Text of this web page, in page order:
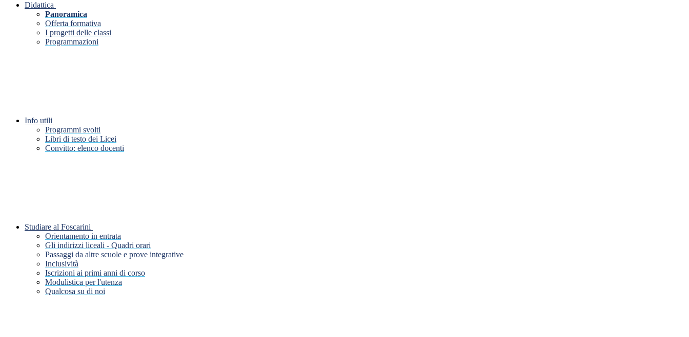
Didattica
Panoramica
Offerta formativa
I progetti delle classi
Programmazioni
Info utili
Programmi svolti
Libri di testo dei Licei
Convitto: elenco docenti
Studiare al Foscarini
Orientamento in entrata
Gli indirizzi liceali - Quadri orari
Passaggi da altre scuole e prove integrative
Inclusività
Iscrizioni ai primi anni di corso
Modulistica per l'utenza
Qualcosa su di noi